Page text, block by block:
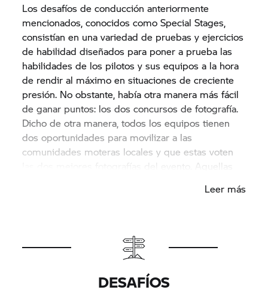
Los desafíos de conducción anteriormente
mencionados, conocidos como Special Stages,
consistían en una variedad de pruebas y ejercicios
de habilidad diseñados para poner a prueba las
habilidades de los pilotos y sus equipos a la hora
de rendir al máximo en situaciones de creciente
presión. No obstante, había otra manera más fácil
de ganar puntos: los dos concursos de fotografía.
Dicho de otra manera, todos los equipos tienen
dos oportunidades para movilizar a las
comunidades moteras locales y que estas voten
las dos mejores fotografías del evento. Aquellas
sus equipos el mayor número de puntos. En
Ganó el máximo número de puntos (50 en total),
los cuales les ayudaron a consolidarse como los
Leer más
DESAFÍOS